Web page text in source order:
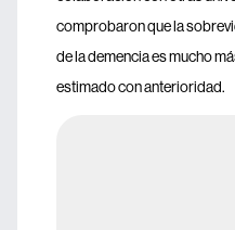
comprobaron que la
de la demencia es mucho
estimado con anterioridad.